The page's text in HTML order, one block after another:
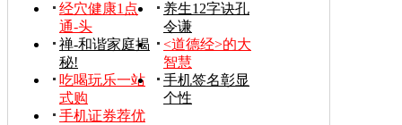
经穴健康1点
通-头
养生12字诀孔
令谦
禅-和谐家庭揭
秘!
<道德经>的大
智慧
吃喝玩乐一站
式购
手机签名彰显
个性
手机证券荐优